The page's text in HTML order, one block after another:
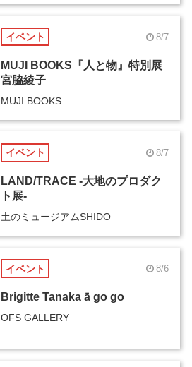
イベント 8/7
MUJI BOOKS『人と物』特別展
宮脇綾子
MUJI BOOKS
イベント 8/7
LAND/TRACE -大地のプロダク
ト展-
土のミュージアムSHIDO
イベント 8/6
Brigitte Tanaka ā go go
OFS GALLERY